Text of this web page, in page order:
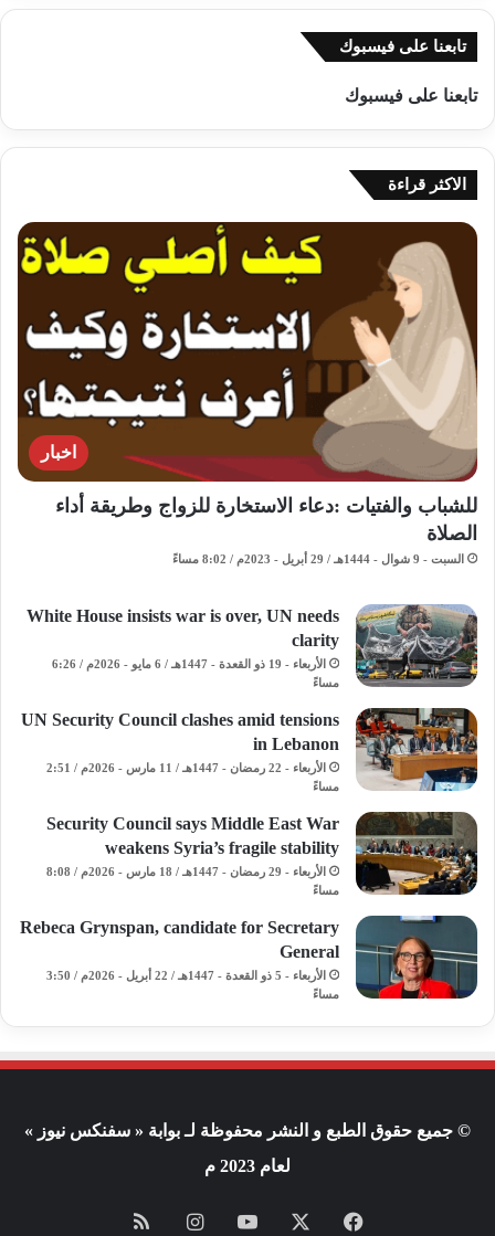
تابعنا على فيسبوك
تابعنا على فيسبوك
الاكثر قراءة
اخبار
للشباب والفتيات :دعاء الاستخارة للزواج وطريقة أداء
الصلاة
السبت - 9 شوال - 1444هـ / 29 أبريل - 2023م / 8:02 مساءً
White House insists war is over, UN needs
clarity
الأربعاء - 19 ذو القعدة - 1447هـ / 6 مايو - 2026م / 6:26
مساءً
UN Security Council clashes amid tensions
in Lebanon
الأربعاء - 22 رمضان - 1447هـ / 11 مارس - 2026م / 2:51
مساءً
Security Council says Middle East War
weakens Syria’s fragile stability
الأربعاء - 29 رمضان - 1447هـ / 18 مارس - 2026م / 8:08
مساءً
Rebeca Grynspan, candidate for Secretary
General
الأربعاء - 5 ذو القعدة - 1447هـ / 22 أبريل - 2026م / 3:50
مساءً
© جميع حقوق الطبع و النشر محفوظة لـ بوابة « سفنكس نيوز »
لعام 2023 م
فيسبوك يوتيوب انستقرام